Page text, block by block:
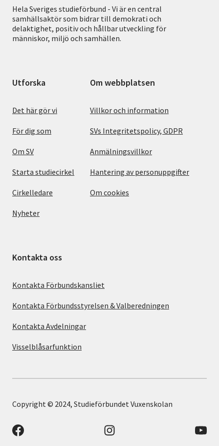
Hela Sveriges studieförbund - Vi är en central
samhällsaktör som bidrar till demokrati och
delaktighet, positiv och hållbar utveckling för
människor, miljö och samhällen.
Utforska
Det här gör vi
För dig som
Om SV
Starta studiecirkel
Cirkelledare
Nyheter
Om webbplatsen
Villkor och information
SVs Integritetspolicy, GDPR
Anmälningsvillkor
Hantering av personuppgifter
Om cookies
Kontakta oss
Kontakta Förbundskansliet
Kontakta Förbundsstyrelsen & Valberedningen
Kontakta Avdelningar
Visselblåsarfunktion
Copyright © 2024, Studieförbundet Vuxenskolan